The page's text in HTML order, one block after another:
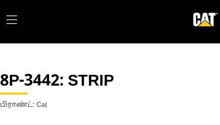
8P-3442: STRIP
பிராண்ட்: Cat